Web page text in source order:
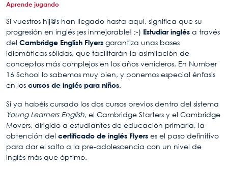
Aprende jugando
Si vuestros hij@s han llegado hasta aquí, significa que su
progresión en inglés ¡es inmejorable! ;-) Estudiar inglés a través
del Cambridge English Flyers garantiza unas bases
idiomáticas sólidas, que facilitarán la asimilación de
conceptos más complejos en los años venideros. En Number
16 School lo sabemos muy bien, y ponemos especial énfasis
en los cursos de inglés para niños.
Si ya habéis cursado los dos cursos previos dentro del sistema
Young Learners English, el Cambridge Starters y el Cambridge
Movers, dirigido a estudiantes de educación primaria, la
obtención del certificado de inglés Flyers es el paso definitivo
para dar el salto a la pre-adolescencia con un nivel de
inglés más que óptimo.